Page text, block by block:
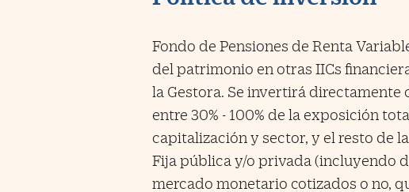
Fondo de Pensiones de Renta
del patrimonio en otras IICs
la Gestora. Se invertirá directamente
entre 30% - 100% de la exposición
capitalización y sector, y el resto de
Fija pública y/o privada (incluyendo
mercado monetario cotizados o no,